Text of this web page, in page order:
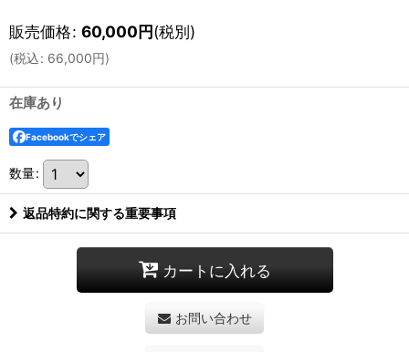
販売価格: 60,000円(税別)
(税込: 66,000円)
在庫あり
Facebookでシェア
数量:
返品特約に関する重要事項
カートに入れる
お問い合わせ